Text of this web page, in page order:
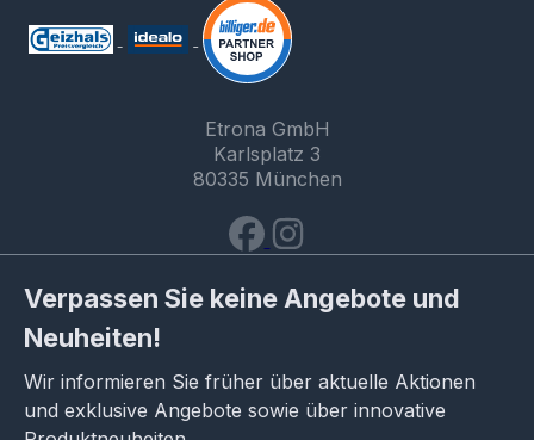
Etrona GmbH
Karlsplatz 3
80335 München
Verpassen Sie keine Angebote und
Neuheiten!
Wir informieren Sie früher über aktuelle Aktionen
und exklusive Angebote sowie über innovative